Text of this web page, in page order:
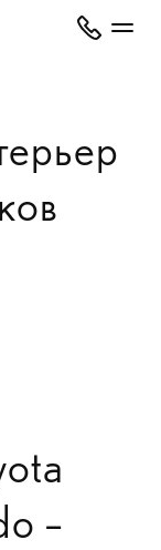
–